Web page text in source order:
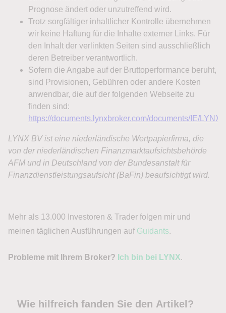
Mehr als 13.000 Investoren & Trader folgen mir und
meinen täglichen Ausführungen auf Guidants.
Probleme mit Ihrem Broker? Ich bin bei LYNX.
Wie hilfreich fanden Sie den Artikel?